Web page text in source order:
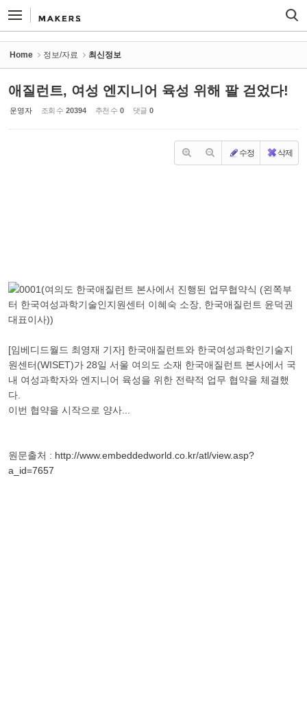
Home 정보/자료 최신정보
애질런트, 여성 엔지니어 육성 위해 팔 걷었다!
운영자 조회 수 20394 추천 수 0 댓글 0
수정 삭제
[임베디드월드 최영재 기자] 한국애질런트와 한국여성과학인기술지
원센터(WISET)가 28일 서울 여의도 소재 한국애질런트 본사에서 국
내 여성과학자와 엔지니어 육성을 위한 전략적 업무 협약을 체결했
다.
이번 협약을 시작으로 양사...
원문출처 : http://www.embeddedworld.co.kr/atl/view.asp?
a_id=7657